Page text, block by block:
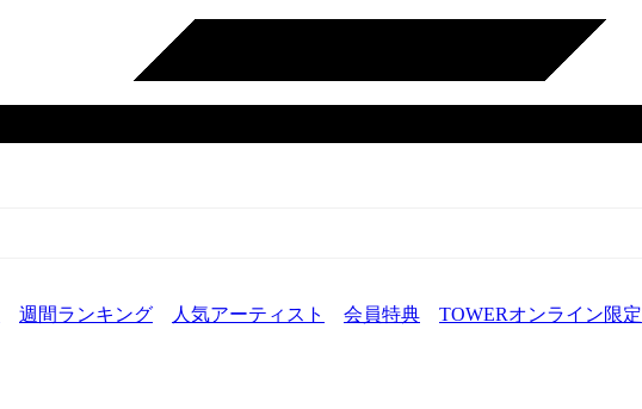
週間ランキング 人気アーティスト 会員特典 TOWERオンライン限定